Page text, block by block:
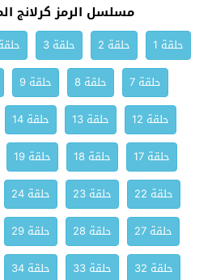
مسلسل الرمز كرلانج
حلقة 1 حلقة 2 حلقة 3 حلقة
حلقة 7
حلقة 8 حلقة 9
حلقة 12
حلقة 13 حلقة 14
حلقة 17
حلقة 18 حلقة 19
حلقة 22
حلقة 23 حلقة 24
حلقة 27
حلقة 28 حلقة 29
حلقة 32
حلقة 33 حلقة 34